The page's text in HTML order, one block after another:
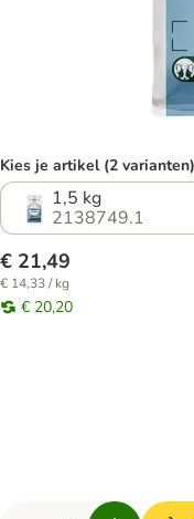
Kies je artikel (2 varianten)
1,5 kg
2138749.1
€ 21,49
€ 14,33 / kg
€ 20,20